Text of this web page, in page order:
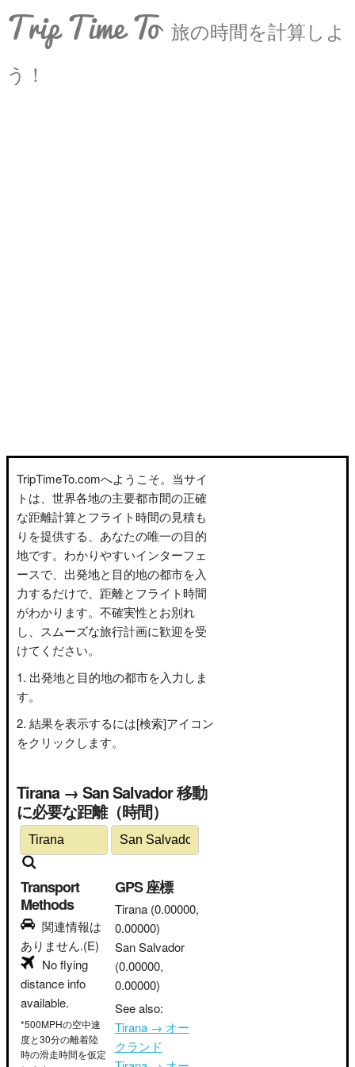
Trip Time To 旅の時間を計算しよ
う！
TripTimeTo.comへようこそ。当サイ
トは、世界各地の主要都市間の正確
な距離計算とフライト時間の見積も
りを提供する、あなたの唯一の目的
地です。わかりやすいインターフェ
ースで、出発地と目的地の都市を入
力するだけで、距離とフライト時間
がわかります。不確実性とお別れ
し、スムーズな旅行計画に歓迎を受
けてください。
出発地と目的地の都市を入力しま
す。
結果を表示するには[検索]アイコン
をクリックします。
Tirana → San Salvador 移動
に必要な距離（時間）
Transport
Methods
関連情報は
ありません.(E)
No flying
distance info
available.
*500MPHの空中速
度と30分の離着陸
時の滑走時間を仮定
GPS 座標
Tirana (0.00000,
0.00000)
San Salvador
(0.00000,
0.00000)
See also:
Tirana → オー
クランド